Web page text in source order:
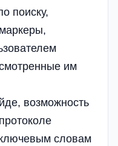
поиску,
им
возможность
ключевым словам